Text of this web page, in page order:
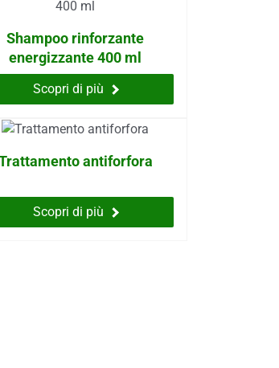
Shampoo rinforzante
energizzante 400 ml
Scopri di più
antiforfora
Scopri di più